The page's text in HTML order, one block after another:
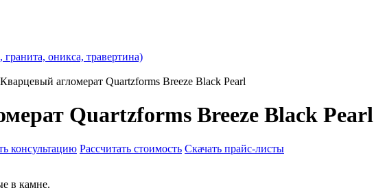
оникса, травертина)
Кварцевый агломерат Quartzforms Breeze Black Pearl
Quartzforms Breeze Black Pearl
консультацию Рассчитать стоимость Скачать прайс-листы
в камне.